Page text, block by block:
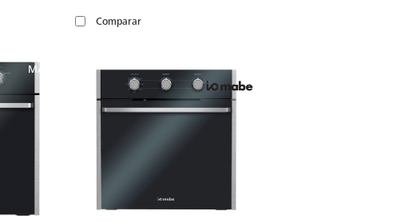
Comparar
VER
MÁS